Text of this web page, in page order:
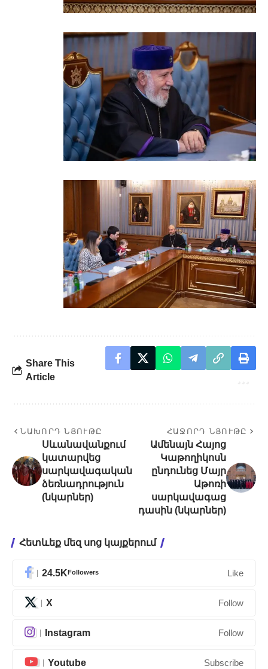
Share This
Article
ՆԱԽՈՐԴ ՆՅՈՒԹԸ
Սևանավանքում
կատարվեց
սարկավագական
ձեռնադրություն
(նկարներ)
ՀԱՋՈՐԴ ՆՅՈՒԹԸ
Ամենայն Հայոց
Կաթողիկոսն
ընդունեց Մայր
Աթոռի
սարկավագաց
դասին (նկարներ)
Հետևեք մեզ սոց կայքերում
24.5KFollowers Like
X Follow
Instagram Follow
Youtube Subscribe